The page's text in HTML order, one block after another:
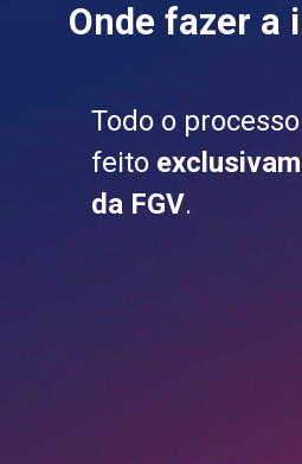
Onde fazer a
Todo o
feito
da FGV.